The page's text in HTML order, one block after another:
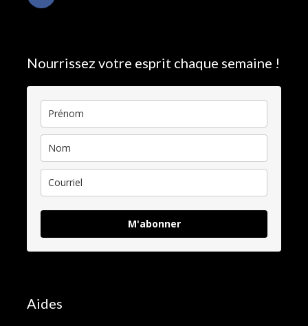
Nourrissez votre esprit chaque semaine !
M'abonner
Aides